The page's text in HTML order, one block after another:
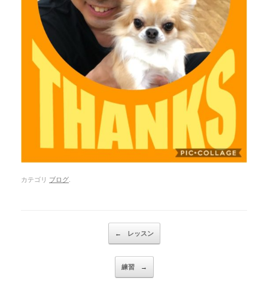
カテゴリ ブログ
← レッスン
練習 →